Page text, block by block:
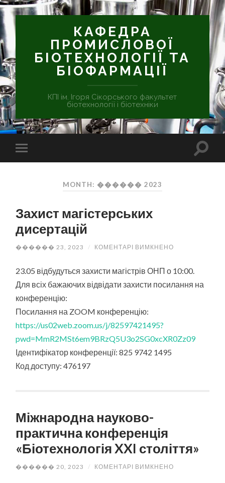
КАФЕДРА
ПРОМИСЛОВОЇ
БІОТЕХНОЛОГІЇ ТА
БІОФАРМАЦІЇ
КПІ ім. Ігоря Сікорського факультет
біотехнології і біотехніки
MONTH: ������ 2023
Захист магістерських
дисертацій
������ 23, 2023 / КОМЕНТАРІ ВИМКНЕНО
ДИСЕРТАЦІЙ
23.05 відбудуться захисти магістрів ОНП о 10:00.
Для всіх бажаючих відвідати захисти посилання на
конференцію:
Посилання на ZOOM конференцію:
https://us02web.zoom.us/j/82597421495?
pwd=MmR2MSt6em9BRzQ5U3o2SG0xcXR0Zz09
Ідентифікатор конференції: 825 9742 1495
Код доступу: 476197
Міжнародна науково-
практична конференція
«Біотехнологія XXI століття»
������ 20, 2023 / КОМЕНТАРІ ВИМКНЕНО